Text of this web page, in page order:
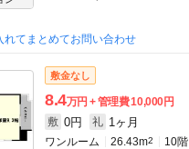
れてまとめてお問い合わせ
敷金なし
8.4万円 管理費10,000円
敷 0円 礼 1ヶ月
ワンルーム 26.43m2 10階